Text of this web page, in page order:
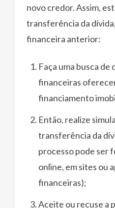
novo credor. Assim,
transferência da
financeira anterior:
Faça uma busca
financeiras
financiamento
Então, realize
transferência da
processo pode ser
online, em sites ou
financeiras);
Aceite ou recuse a